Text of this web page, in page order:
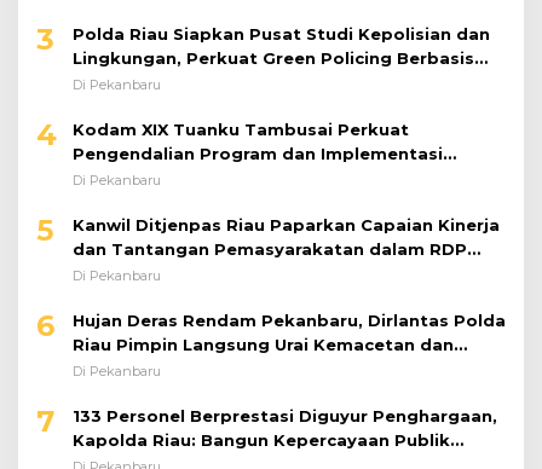
3
Polda Riau Siapkan Pusat Studi Kepolisian dan
Lingkungan, Perkuat Green Policing Berbasis
Riset
Di Pekanbaru
4
Kodam XIX Tuanku Tambusai Perkuat
Pengendalian Program dan Implementasi
Doktrin TNI AD
Di Pekanbaru
5
Kanwil Ditjenpas Riau Paparkan Capaian Kinerja
dan Tantangan Pemasyarakatan dalam RDP
Bersama Komisi XIII DPR RI
Di Pekanbaru
6
Hujan Deras Rendam Pekanbaru, Dirlantas Polda
Riau Pimpin Langsung Urai Kemacetan dan
Bantu Pengendara
Di Pekanbaru
7
133 Personel Berprestasi Diguyur Penghargaan,
Kapolda Riau: Bangun Kepercayaan Publik
dengan Karya Nyata